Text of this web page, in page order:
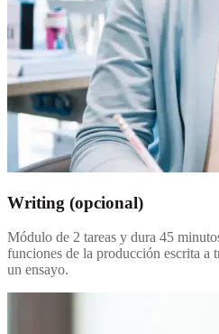
Writing (opcional)
Módulo de 2 tareas y dura 45
funciones de la producción escrita a
un ensayo.